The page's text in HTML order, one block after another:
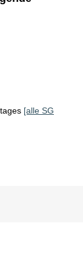
[alle SG